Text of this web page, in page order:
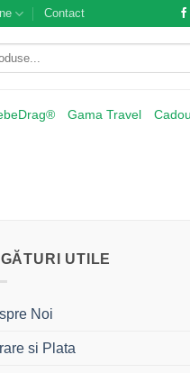
Contact
Gama Travel
UTILE
Noi
si Plata